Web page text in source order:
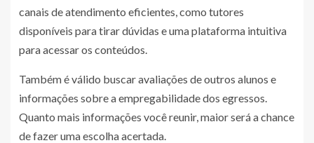
canais de atendimento eficientes, como tutores
disponíveis para tirar dúvidas e uma plataforma intuitiva
para acessar os conteúdos.
Também é válido buscar avaliações de outros alunos e
informações sobre a empregabilidade dos egressos.
Quanto mais informações você reunir, maior será a chance
de fazer uma escolha acertada.